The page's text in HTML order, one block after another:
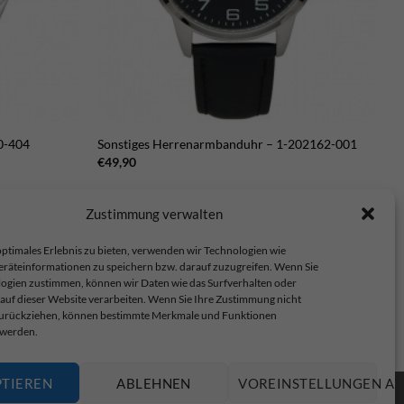
Zustimmung verwalten
Erlebnis zu bieten, verwenden wir Technologien wie
zu speichern bzw. darauf zuzugreifen. Wenn Sie
zustimmen, können wir Daten wie das Surfverhalten oder
dieser Website verarbeiten. Wenn Sie Ihre Zustimmung nicht
können bestimmte Merkmale und Funktionen
ABLEHNEN VOREINSTELLUNGEN
404
Sonstiges Herrenarmbanduhr – 1-202162-001
€49,90